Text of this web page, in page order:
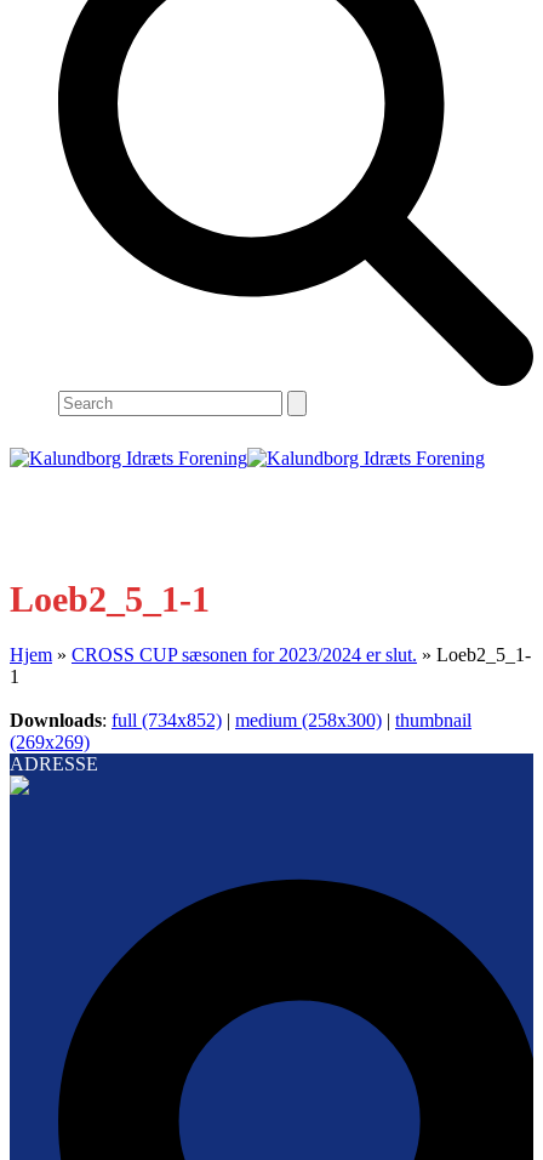
Search
Loeb2_5_1-1
Hjem » CROSS CUP sæsonen for 2023/2024 er slut. » Loeb2_5_1-
1
Downloads: full (734x852) | medium (258x300) | thumbnail
(269x269)
ADRESSE